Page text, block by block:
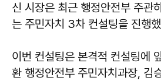
신 시장은 최근 행정안전부 주관
는 주민자치 3차 컨설팅을 진행
이번 컨설팅은 본격적 컨설팅에
환 행정안전부 주민자치과장, 김